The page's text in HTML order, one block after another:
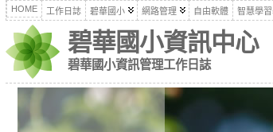
HOME 工作日誌 碧華國小 網路管理 自由軟體 智慧學
碧華國小資訊中心
碧華國小資訊管理工作日誌